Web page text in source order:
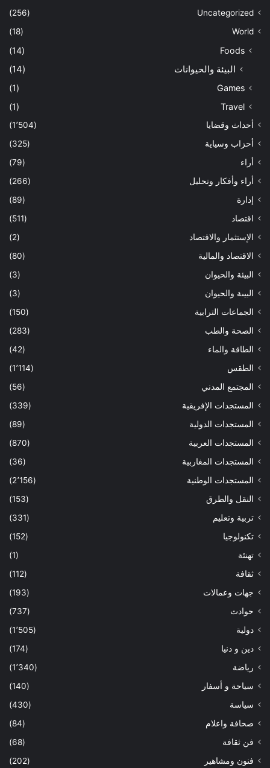
Uncategorized
(256)
World
(18)
Foods
(14)
البيئة والحيوانات (14)
Games
(1)
Travel
(1)
أحداث وقضايا
(1٬504)
أحزاب وسياية
(325)
أراء
(79)
أراء وأفكار وتحليل
(266)
إدارة
(89)
اقتصاد
(511)
الإستثمار والاقتصاد
(2)
الاقتصاد والمالية
(80)
البيئة والحيوان
(3)
البيىة والحيوان
(3)
الجماعات الترابية
(150)
الصحة والطب
(283)
الطاقة والماء
(42)
الطقس
(1٬114)
المجتمع المدني
(56)
المستجدات الإفريقية
(339)
المستجدات الدولية
(89)
المستجدات العربية
(870)
المستجدات المغاربية
(36)
المستجدات الوطنية
(2٬156)
النقل والطرق
(153)
تربية وتعليم
(331)
تكنولوجيا
(152)
تهنئة
(1)
ثقافة
(112)
جهات وعمالات
(193)
حوادث
(737)
دولية
(1٬505)
دين و دنيا
(174)
رياضة
(1٬340)
سياحة و أسفار
(140)
سياسة
(430)
صحافة واعلام
(84)
فن ثقافة
(68)
فنون ومشاهير
(202)